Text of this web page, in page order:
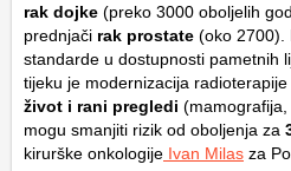
rak dojke (preko 3000 oboljelih
prednjači rak prostate (oko 2700).
standarde u dostupnosti pametnih
tijeku je modernizacija
život i rani pregledi (mamografija,
mogu smanjiti rizik od oboljenja za
kirurške onkologije Ivan Milas za